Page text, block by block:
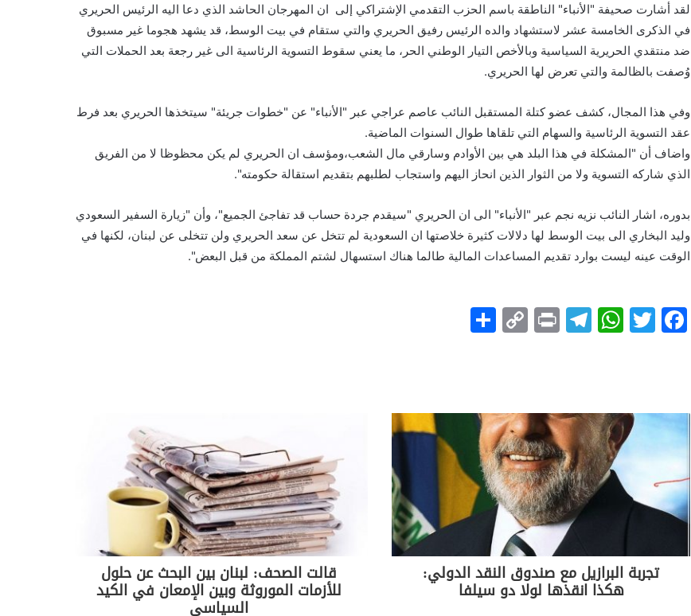
لقد أشارت صحيفة "الأنباء" الناطقة باسم الحزب التقدمي الإشتراكي إلى ان المهرجان الحاشد الذي دعا اليه الرئيس الحريري
في الذكرى الخامسة عشر لاستشهاد والده الرئيس رفيق الحريري والتي ستقام في بيت الوسط، قد يشهد هجوما غير مسبوق
ضد منتقدي الحريرية السياسية وبالأخص التيار الوطني الحر، ما يعني سقوط التسوية الرئاسية الى غير رجعة بعد الحملات التي
وُصفت بالظالمة والتي تعرض لها الحريري.
وفي هذا المجال، كشف عضو كتلة المستقبل النائب عاصم عراجي عبر "الأنباء" عن "خطوات جريئة" سيتخذها الحريري بعد فرط
عقد التسوية الرئاسية والسهام التي تلقاها طوال السنوات الماضية.
واضاف أن "المشكلة في هذا البلد هي بين الأوادم وسارقي مال الشعب،ومؤسف ان الحريري لم يكن محظوظا لا من الفريق
الذي شاركه التسوية ولا من الثوار الذين انحاز اليهم واستجاب لطلبهم بتقديم استقالة حكومته".
بدوره، اشار النائب نزيه نجم عبر "الأنباء" الى ان الحريري "سيقدم جردة حساب قد تفاجئ الجميع"، وأن "زيارة السفير السعودي
وليد البخاري الى بيت الوسط لها دلالات كثيرة خلاصتها ان السعودية لم تتخل عن سعد الحريري ولن تتخلى عن لبنان، لكنها في
الوقت عينه ليست بوارد تقديم المساعدات المالية طالما هناك استسهال لشتم المملكة من قبل البعض".
F
b
o
k
T
W
A
p
p
T
a
m
Pr
C
Li
n
k
تجربة البرازيل مع صندوق النقد الدولي:
هكذا انقذها لولا دو سيلفا
قالت الصحف: لبنان بين البحث عن حلول
للأزمات الموروثة وبين الإمعان في الكيد
السياسي